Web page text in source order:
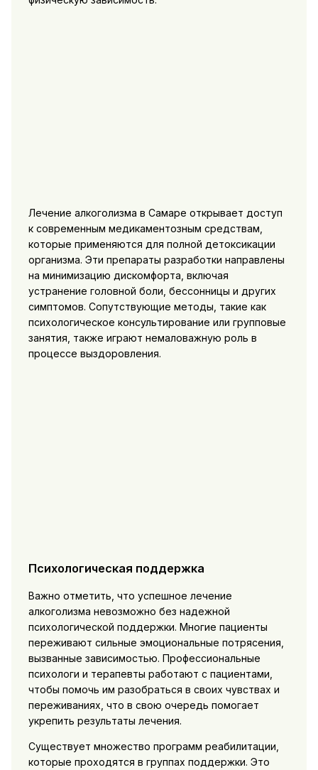
Лечение алкоголизма в Самаре открывает доступ
к современным медикаментозным средствам,
которые применяются для полной детоксикации
организма. Эти препараты разработки направлены
на минимизацию дискомфорта, включая
устранение головной боли, бессонницы и других
симптомов. Сопутствующие методы, такие как
психологическое консультирование или групповые
занятия, также играют немаловажную роль в
процессе выздоровления.
Психологическая поддержка
Важно отметить, что успешное лечение
алкоголизма невозможно без надежной
психологической поддержки. Многие пациенты
переживают сильные эмоциональные потрясения,
вызванные зависимостью. Профессиональные
психологи и терапевты работают с пациентами,
чтобы помочь им разобраться в своих чувствах и
переживаниях, что в свою очередь помогает
укрепить результаты лечения.
Существует множество программ реабилитации,
которые проходятся в группах поддержки. Это